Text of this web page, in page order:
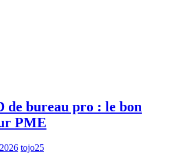
de bureau pro : le bon
PME
tojo25